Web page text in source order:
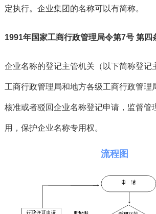
定执行。企业集团的名称可以有简称。
1991年国家工商行政管理局令第7号 第四
企业名称的登记主管机关（以下简称登记
工商行政管理局和地方各级工商行政管理
核准或者驳回企业名称登记申请，监督管
用，保护企业名称专用权。
流程图